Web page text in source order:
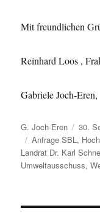
Mit freundlichen
Reinhard Loos ,
Gabriele Joch-
Autor
G. Joch-Eren
am
30.
Schlagwörter
Anfrage SBL,
Landrat Dr. Karl
Umweltausschuss,